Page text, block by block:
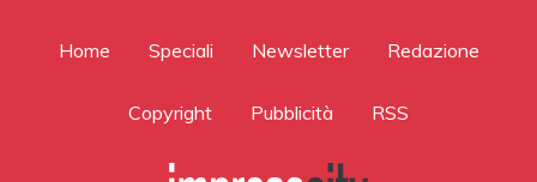
Home Speciali Newsletter Redazione
Copyright Pubblicità RSS